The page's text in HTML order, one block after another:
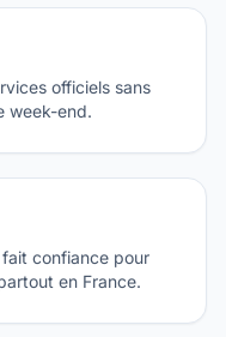
officiels sans
week-end.
confiance pour
en France.